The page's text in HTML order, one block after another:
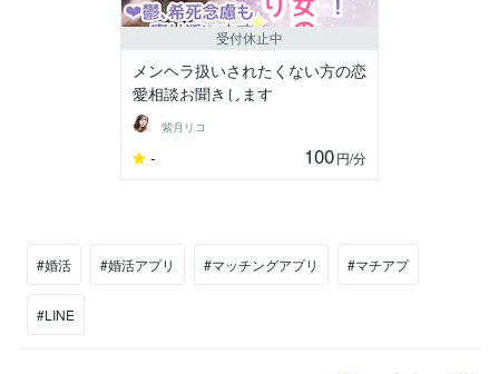
受付休止中
メンヘラ扱いされたくない方の恋
愛相談お聞きします
紫月リコ
- 100円/分
#婚活 #婚活アプリ #マッチングアプリ #マチアプ
#LINE